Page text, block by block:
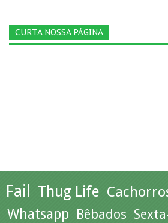
CURTA NOSSA PÁGINA
Fail Thug Life
Whatsapp Bêbados